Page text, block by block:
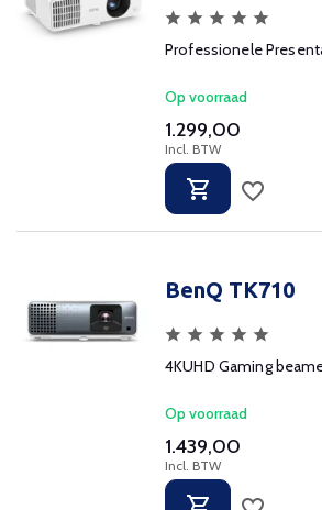
Professionele
Op voorraad
1.299,00
Incl. BTW
BenQ TK710
4KUHD Gaming
Op voorraad
1.439,00
Incl. BTW